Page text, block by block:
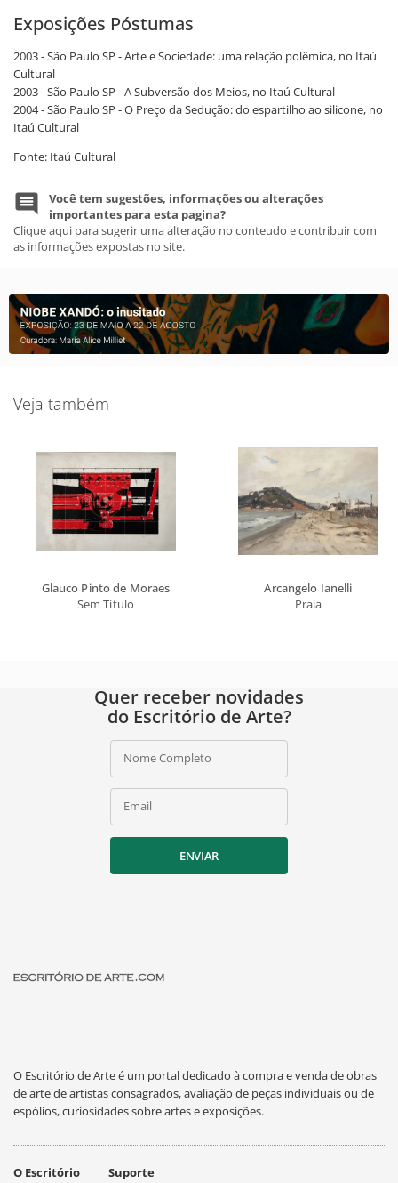
Exposições Póstumas
2003 - São Paulo SP - Arte e Sociedade: uma relação polêmica, no Itaú
Cultural
2003 - São Paulo SP - A Subversão dos Meios, no Itaú Cultural
2004 - São Paulo SP - O Preço da Sedução: do espartilho ao silicone, no
Itaú Cultural
Fonte: Itaú Cultural
Você tem sugestões, informações ou alterações
importantes para esta pagina?
Clique aqui para sugerir uma alteração no conteudo e contribuir com
as informações expostas no site.
Veja também
Glauco Pinto de Moraes
Sem Título
Arcangelo Ianelli
Praia
Quer receber novidades
do Escritório de Arte?
Nome Completo
Email
ENVIAR
O Escritório de Arte é um portal dedicado à compra e venda de obras
de arte de artistas consagrados, avaliação de peças individuais ou de
espólios, curiosidades sobre artes e exposições.
O Escritório Suporte